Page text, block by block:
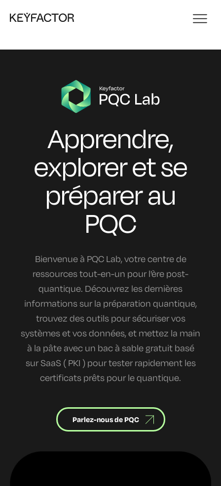
Apprendre,
explorer et se
préparer au
PQC
Bienvenue à PQC Lab, votre centre de
ressources tout-en-un pour l'ère post-
quantique. Découvrez les dernières
informations sur la préparation quantique,
trouvez des outils pour sécuriser vos
systèmes et vos données, et mettez la main
à la pâte avec un bac à sable gratuit basé
sur SaaS ( PKI ) pour tester rapidement les
certificats prêts pour le quantique.
Parlez-nous de PQC